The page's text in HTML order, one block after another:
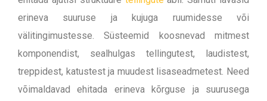
erineva suuruse ja kujuga ruumidesse või
välitingimustesse.Süsteemid koosnevad mitmest
komponendist, sealhulgas tellingutest, laudistest,
treppidest, katustest ja muudest lisaseadmetest. Need
võimaldavad ehitada erineva kõrguse ja suurusega